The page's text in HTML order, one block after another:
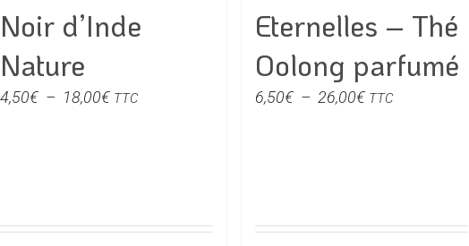
page
page
produit
Noir d’Inde
Nature
4,50€ – 18,00€Plage
TTC
Eternelles – Thé
Oolong parfumé
6,50€ – 26,00€Plage
TTC